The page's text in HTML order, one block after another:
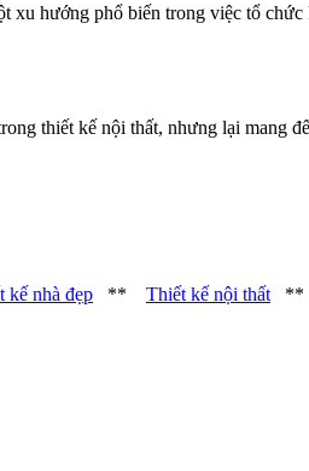
xu hướng phổ biến trong việc tổ
thiết kế nội thất, nhưng lại mang
kế nhà đẹp ** Thiết kế nội thất**